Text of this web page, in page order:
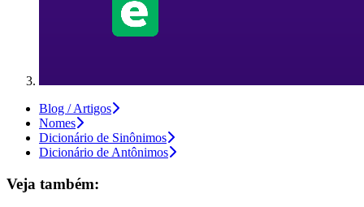
Blog / Artigos
Nomes
Dicionário de Sinônimos
Dicionário de Antônimos
Veja também: